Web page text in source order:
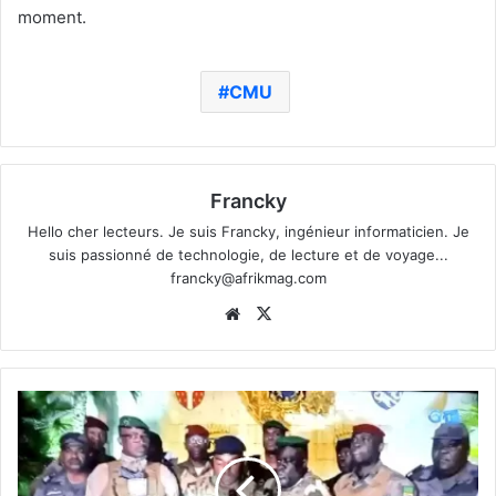
moment.
CMU
Francky
Hello cher lecteurs. Je suis Francky, ingénieur informaticien. Je
suis passionné de technologie, de lecture et de voyage...
francky@afrikmag.com
Website